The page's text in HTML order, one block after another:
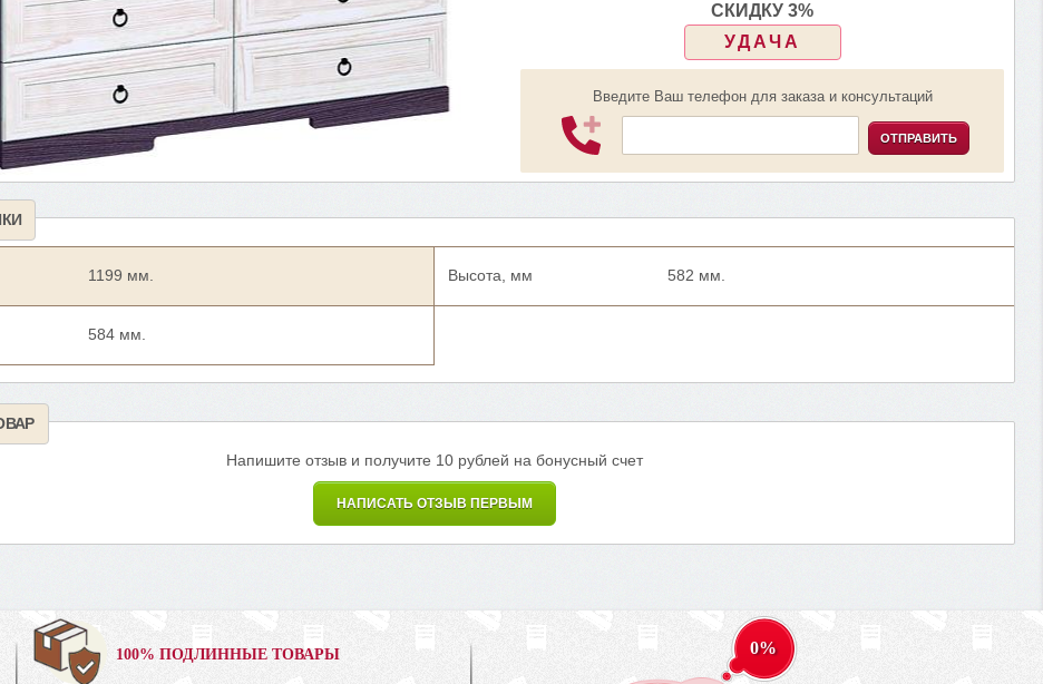
СКИДКУ 3%
УДАЧА
Введите Ваш телефон для заказа и консультаций
ОТПРАВИТЬ
1199 мм.
584 мм.
Высота, мм 582 мм.
Напишите отзыв и получите 10 рублей на бонусный счет
НАПИСАТЬ ОТЗЫВ ПЕРВЫМ
100% ПОДЛИННЫЕ ТОВАРЫ0% 0%